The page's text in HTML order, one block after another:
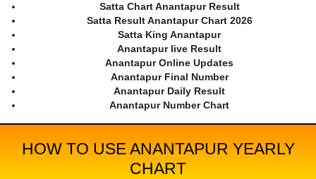
Satta Chart Anantapur Result
Satta Result Anantapur Chart 2026
Satta King Anantapur
Anantapur live Result
Anantapur Online Updates
Anantapur Final Number
Anantapur Daily Result
Anantapur Number Chart
HOW TO USE ANANTAPUR YEARLY
CHART